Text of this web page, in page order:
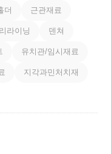
더 근관재료
라이닝 덴쳐
유치관/임시재료
지각과민처치재